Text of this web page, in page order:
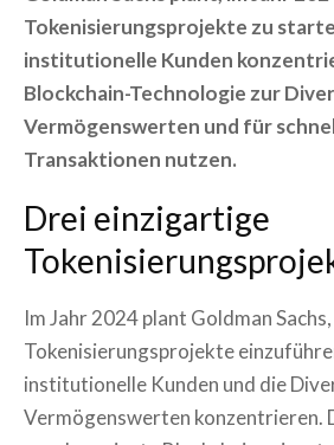
Tokenisierungsprojekte zu
institutionelle Kunden
Blockchain-Technologie zur
Vermögenswerten und für
Transaktionen nutzen.
Drei einzigartige
Im Jahr 2024 plant Goldman
Tokenisierungsprojekte
institutionelle Kunden und die
Vermögenswerten konzentrieren.